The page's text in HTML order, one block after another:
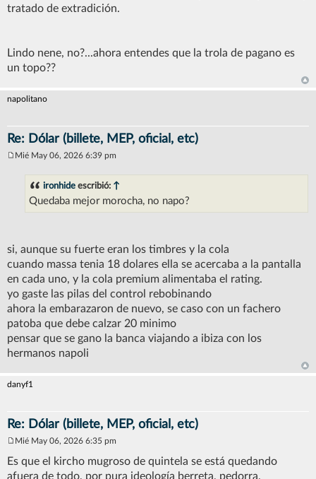
tratado de extradición.
Lindo nene, no?...ahora entendes que la trola de pagano es
un topo??
napolitano
Re: Dólar (billete, MEP, oficial, etc)
Mié May 06, 2026 6:39 pm
ironhide escribió: ↑
Quedaba mejor morocha, no napo?
si, aunque su fuerte eran los timbres y la cola
cuando massa tenia 18 dolares ella se acercaba a la pantalla
en cada uno, y la cola premium alimentaba el rating.
yo gaste las pilas del control rebobinando
ahora la embarazaron de nuevo, se caso con un fachero
patoba que debe calzar 20 minimo
pensar que se gano la banca viajando a ibiza con los
hermanos napoli
danyf1
Re: Dólar (billete, MEP, oficial, etc)
e
Mié May 06, 2026 6:35 pm
Es que el kircho mugroso de quintela se está quedando
afuera de todo, por pura ideología berreta, pedorra,